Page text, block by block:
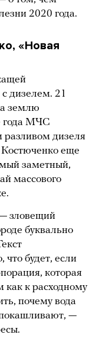
2020 года.
«Новая
дизелем. 21
землю
года МЧС
дизеля
еще
заметный,
массового
зловещий
буквально
будет, если
которая
как к расходному
почему вода
покашливают, —